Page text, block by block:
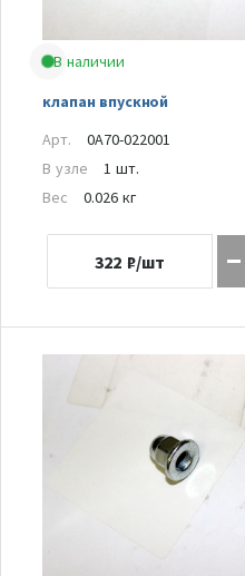
В наличии
клапан впускной
Арт.
0A70-022001
В узле
1 шт.
Вес
0.026 кг
322 ₽/шт